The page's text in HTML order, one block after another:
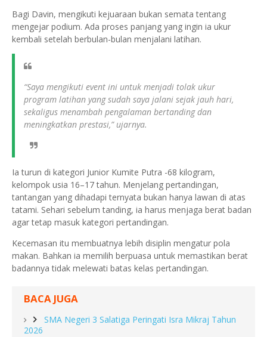
Bagi Davin, mengikuti kejuaraan bukan semata tentang
mengejar podium. Ada proses panjang yang ingin ia ukur
kembali setelah berbulan-bulan menjalani latihan.
“Saya mengikuti event ini untuk menjadi tolak ukur
program latihan yang sudah saya jalani sejak jauh hari,
sekaligus menambah pengalaman bertanding dan
meningkatkan prestasi,” ujarnya.
Ia turun di kategori Junior Kumite Putra -68 kilogram,
kelompok usia 16–17 tahun. Menjelang pertandingan,
tantangan yang dihadapi ternyata bukan hanya lawan di atas
tatami. Sehari sebelum tanding, ia harus menjaga berat badan
agar tetap masuk kategori pertandingan.
Kecemasan itu membuatnya lebih disiplin mengatur pola
makan. Bahkan ia memilih berpuasa untuk memastikan berat
badannya tidak melewati batas kelas pertandingan.
BACA JUGA
SMA Negeri 3 Salatiga Peringati Isra Mikraj Tahun
2026